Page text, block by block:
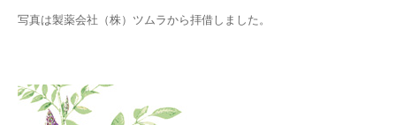
写真は製薬会社（株）ツムラから拝借しました。